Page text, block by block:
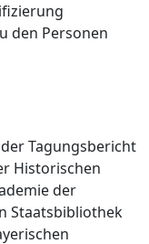
den Personen
Tagungsbericht
Historischen
der
Staatsbibliothek